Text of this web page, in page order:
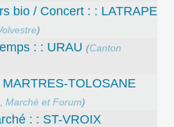
bio / Concert : : LATRAPE
)
: : URAU (Canton
TOLOSANE
Marché et Forum)
: : ST-VROIX